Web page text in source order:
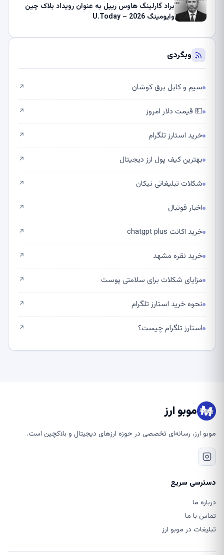
براد گارلینگ هاوس ریپل به عنوان رویداد بلاک چین
وایومینگ 2026 – U.Today
وبگردی
سیم و کابل برق کوشان ↗
💵 قیمت دلار امروز ↗
خرید استارز تلگرام ↗
بهترین کیف پول ارز دیجیتال ↗
شکلات تبلیغاتی نیکان ↗
اخبار فوتبال ↗
خرید اکانت chatgpt plus ↗
خرید نقره مشهد ↗
مزایای شکلات برای سلامتی پوست ↗
نحوه خرید استارز تلگرام ↗
استارز تلگرام چیست؟ ↗
موبو ارز
موبو ارز، رسانه‌ای تخصصی در حوزه ارزهای دیجیتال و بلاکچین است.
دسترسی سریع
درباره ما
تماس با ما
تبلیغات در موبو ارز